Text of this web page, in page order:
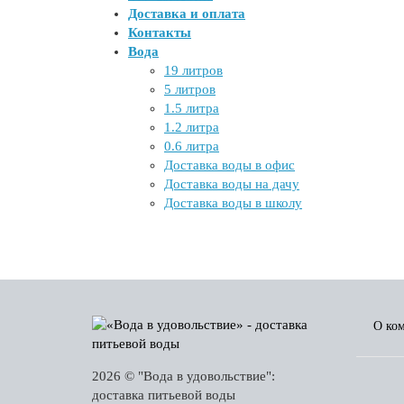
Доставка и оплата
Контакты
Вода
19 литров
5 литров
1.5 литра
1.2 литра
0.6 литра
Доставка воды в офис
Доставка воды на дачу
Доставка воды в школу
2026 © "Вода в удовольствие":
доставка питьевой воды
О